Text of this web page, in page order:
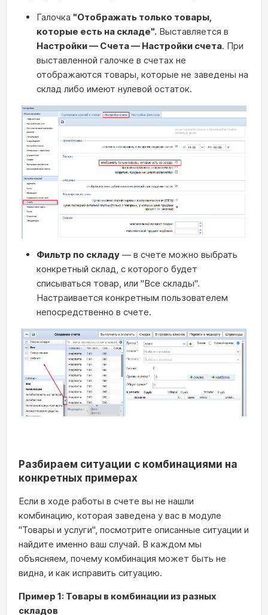
Галочка "Отображать только товары,
которые есть на складе". Выставляется в
Настройки — Счета — Настройки счета. При
выставленной галочке в счетах не
отображаются товары, которые не заведены на
склад либо имеют нулевой остаток.
Фильтр по складу — в счете можно выбрать
конкретный склад, с которого будет
списываться товар, или "Все склады".
Настраивается конкретным пользователем
непосредственно в счете.
Разбираем ситуации с комбинациями на
конкретных примерах
Если в ходе работы в счете вы не нашли
комбинацию, которая заведена у вас в модуле
"Товары и услуги", посмотрите описанные ситуации и
найдите именно ваш случай. В каждом мы
объясняем, почему комбинация может быть не
видна, и как исправить ситуацию.
Пример 1: Товары в комбинации из разных
складов